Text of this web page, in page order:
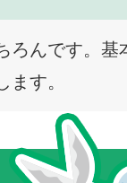
ろんです。
ます。